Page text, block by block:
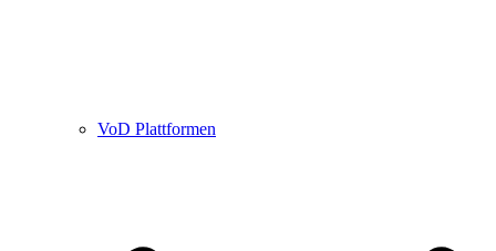
VoD Plattformen